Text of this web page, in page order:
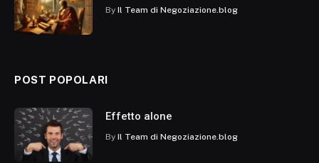
By Il Team di Negoziazione.blog
POST POPOLARI
Effetto alone
By Il Team di Negoziazione.blog